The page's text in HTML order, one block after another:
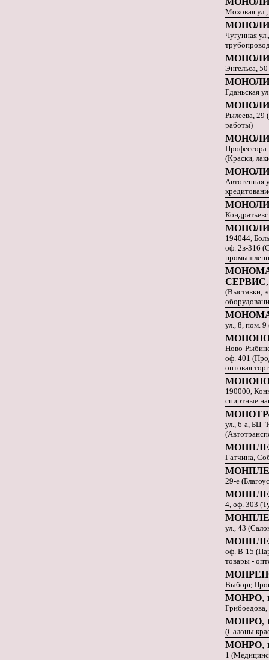
Моховая
Чугунная
Энгельса,
Гданьская
Рылеева, 29
работы)
Профессора
(Краски,
Автогенная
194044,
оф. 2в-316
СЕРВИС
(Выставки,
ул., 8, пом. 9
Ново-
оф. 401
оптовая
190000,
спиртные
ул., 6-а, БЦ
Гатчина,
29-е
4, оф. 303
ул., 43
оф. В-15
товары -
Выборг,
МОНРО,
МОНРО,
(Салоны
МОНРО,
1